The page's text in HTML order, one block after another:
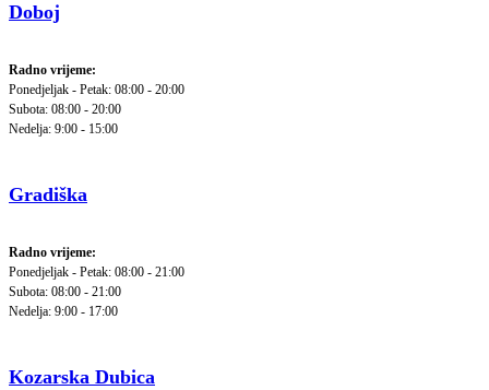
Doboj
Radno vrijeme:
Ponedjeljak - Petak: 08:00 - 20:00
Subota: 08:00 - 20:00
Nedelja: 9:00 - 15:00
Gradiška
Radno vrijeme:
Ponedjeljak - Petak: 08:00 - 21:00
Subota: 08:00 - 21:00
Nedelja: 9:00 - 17:00
Kozarska Dubica